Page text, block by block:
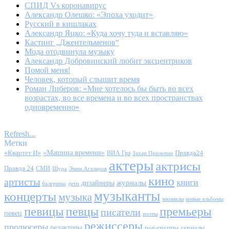
СПИД Vs коронавирус
Александр Олешко: «Эпоха уходит»
Русский в кишлаках
Александр Яцко: «Куда хочу туда и вставляю»
Кастинг „Джентельменов“
Мода отодвинула музыку
Александр Добровинский любит эксцентриков
Помой меня!
Человек, который слышит время
Роман Либеров: «Мне хотелось бы быть во всех
возрастах, во все времена и во всех пространствах
одновременно»
Refresh...
Метки
«Квартет И» «Машина времени» ВИА Гра Захар Прилепин Правда24
Правда 24 СМИ Шура Эмин Агаларов актерыактрисы
артисты балерины дети дизайнеры журналы кино книги
концерты музыка музыканты мюзиклы новые альбомы
певец певицыпевцыписатели поэты премьеры
продюсеры редакторы режиссеры сериалы